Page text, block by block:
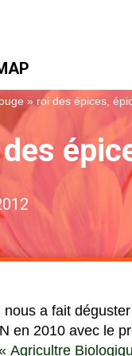
» roi des épices,
des
a fait
en 2010 avec le
Agricultre